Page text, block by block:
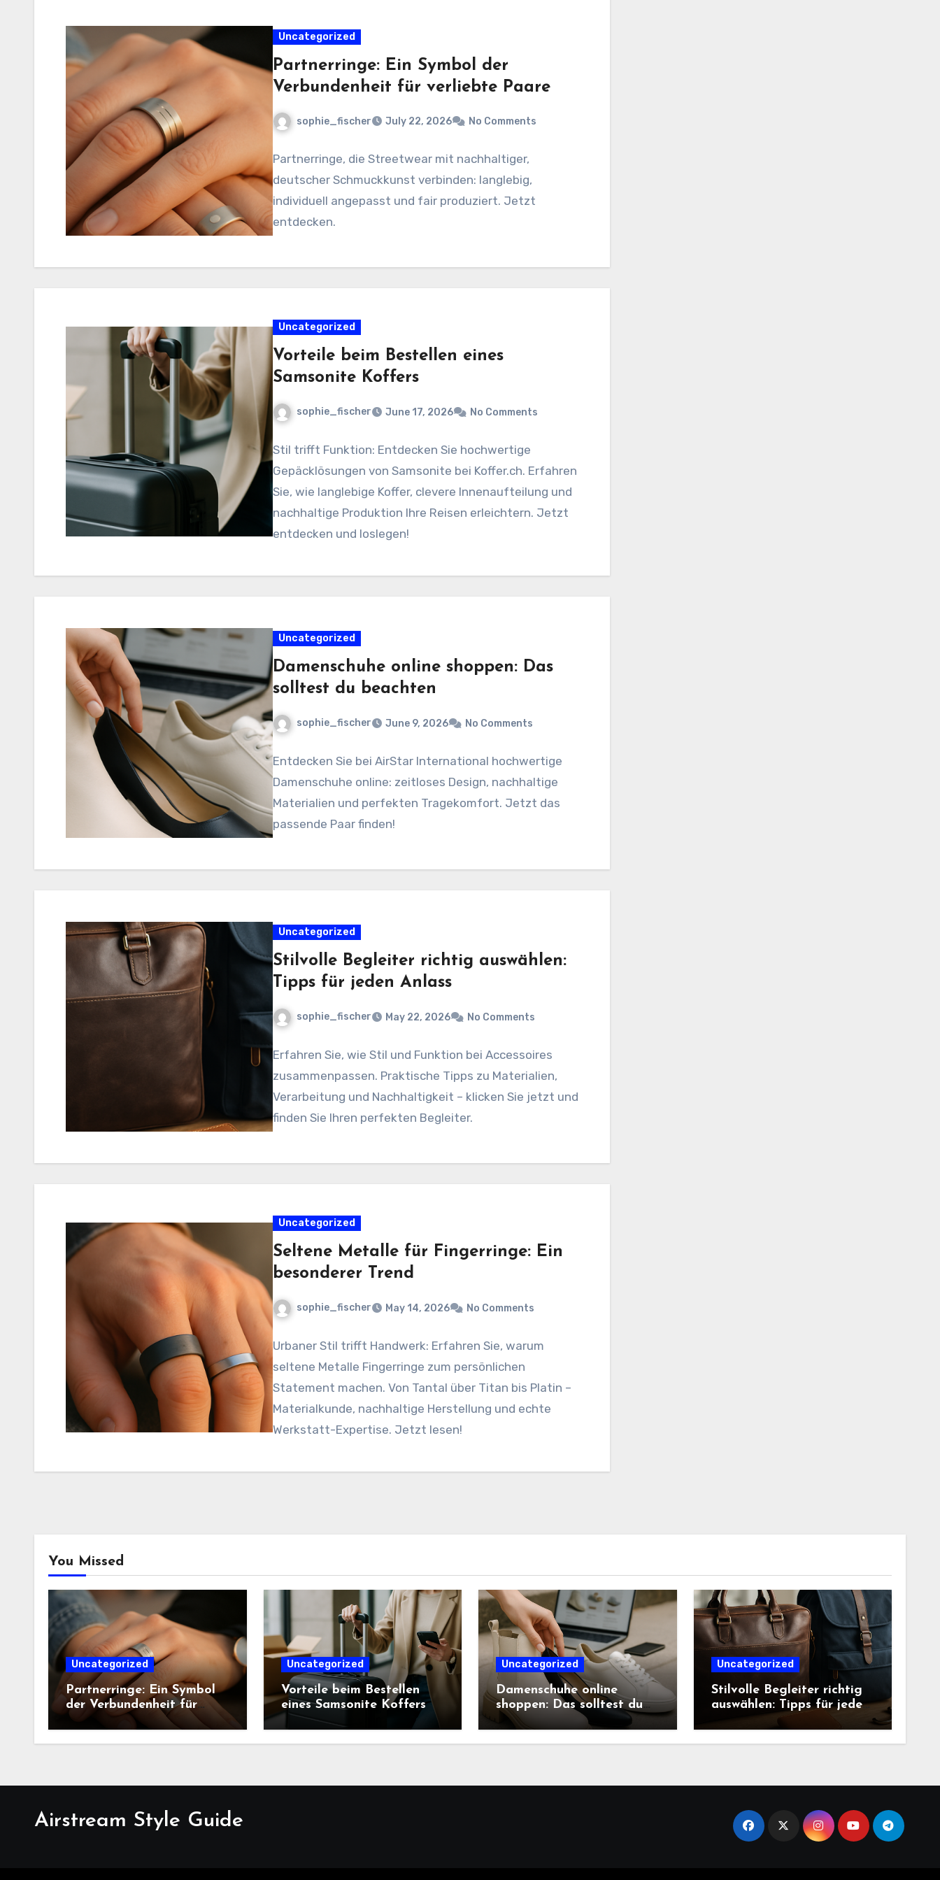
Uncategorized
Partnerringe: Ein Symbol der
Verbundenheit für verliebte Paare
sophie_fischer July 22, 2026 No Comments
Partnerringe, die Streetwear mit nachhaltiger,
deutscher Schmuckkunst verbinden: langlebig,
individuell angepasst und fair produziert. Jetzt
entdecken.
Uncategorized
Vorteile beim Bestellen eines
Samsonite Koffers
sophie_fischer June 17, 2026 No Comments
Stil trifft Funktion: Entdecken Sie hochwertige
Gepäcklösungen von Samsonite bei Koffer.ch. Erfahren
Sie, wie langlebige Koffer, clevere Innenaufteilung und
nachhaltige Produktion Ihre Reisen erleichtern. Jetzt
entdecken und loslegen!
Uncategorized
Damenschuhe online shoppen: Das
solltest du beachten
sophie_fischer June 9, 2026 No Comments
Entdecken Sie bei AirStar International hochwertige
Damenschuhe online: zeitloses Design, nachhaltige
Materialien und perfekten Tragekomfort. Jetzt das
passende Paar finden!
Uncategorized
Stilvolle Begleiter richtig auswählen:
Tipps für jeden Anlass
sophie_fischer May 22, 2026 No Comments
Erfahren Sie, wie Stil und Funktion bei Accessoires
zusammenpassen. Praktische Tipps zu Materialien,
Verarbeitung und Nachhaltigkeit – klicken Sie jetzt und
finden Sie Ihren perfekten Begleiter.
Uncategorized
Seltene Metalle für Fingerringe: Ein
besonderer Trend
sophie_fischer May 14, 2026 No Comments
Urbaner Stil trifft Handwerk: Erfahren Sie, warum
seltene Metalle Fingerringe zum persönlichen
Statement machen. Von Tantal über Titan bis Platin –
Materialkunde, nachhaltige Herstellung und echte
Werkstatt-Expertise. Jetzt lesen!
You Missed
Uncategorized
Partnerringe: Ein Symbol
der Verbundenheit für
verliebte Paare
Uncategorized
Vorteile beim Bestellen
eines Samsonite Koffers
Uncategorized
Damenschuhe online
shoppen: Das solltest du
beachten
Uncategorized
Stilvolle Begleiter richtig
auswählen: Tipps für jeden
Anlass
Airstream Style Guide